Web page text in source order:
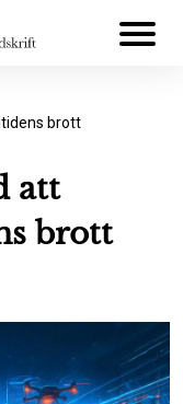
brott
att
brott